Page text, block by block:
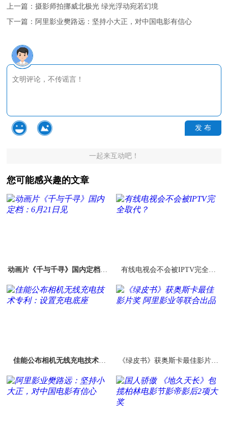
上一篇：摄影师拍挪威北极光 绿光浮动宛若幻境
下一篇： 阿里影业樊路远：坚持小大正，对中国电影有信心
发 布
一起来互动吧！
您可能感兴趣的文章
动画片《千与千寻》国内定档：6
有线电视会不会被IPTV完全取
佳能公布相机无线充电技术专
《绿皮书》获奥斯卡最佳影片奖